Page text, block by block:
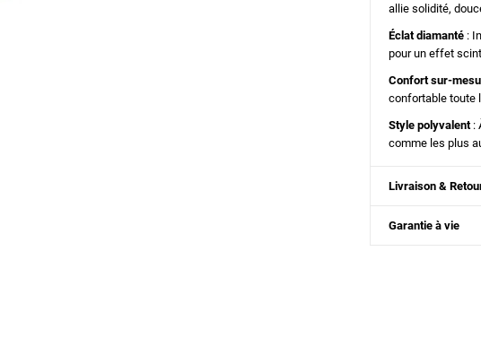
allie solidité,
Éclat diamanté :
pour un effet
Confort sur-
confortable toute
Style polyvalent :
comme les plus
Livraison &
Garantie à vie